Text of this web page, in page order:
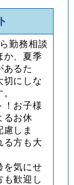
勤務相談
か、夏季
あるた
切にしな
！お子様
るお休
しま
る方も大
を気にせ
歓迎し